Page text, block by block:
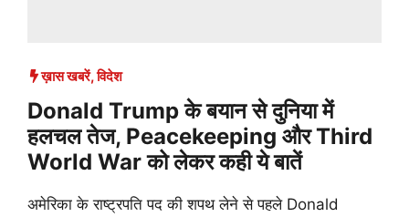
ख़ास खबरें,विदेश
Donald Trump के बयान से दुनिया में
हलचल तेज, Peacekeeping और Third
World War को लेकर कही ये बातें
अमेरिका के राष्ट्रपति पद की शपथ लेने से पहले Donald